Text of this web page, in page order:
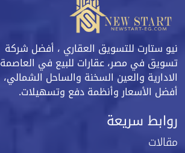
نيو ستارت للتسويق العقاري ، أفضل شركة
تسويق في مصر، عقارات للبيع في العاصمة
الادارية والعين السخنة والساحل الشمالي،
أفضل الأسعار وأنظمة دفع وتسهيلات.
روابط سريعة
مقالات